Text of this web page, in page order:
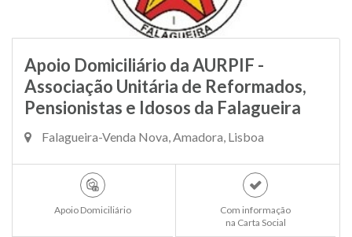
Apoio Domiciliário da AURPIF -
Associação Unitária de Reformados,
Pensionistas e Idosos da Falagueira
Falagueira-Venda Nova, Amadora, Lisboa
Apoio Domiciliário
Com informação
na Carta Social